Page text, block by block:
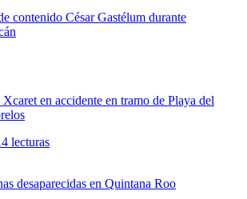
contenido César Gastélum durante
en accidente en tramo de Playa del
lecturas
desaparecidas en Quintana Roo